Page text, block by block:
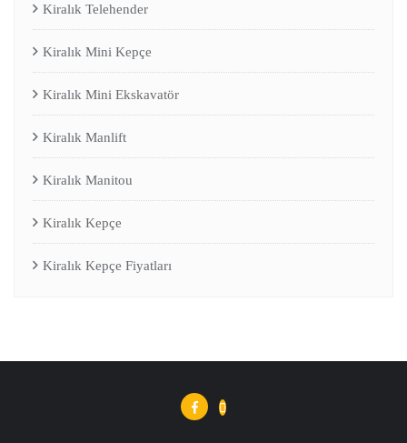
Kiralık Telehender
Kiralık Mini Kepçe
Kiralık Mini Ekskavatör
Kiralık Manlift
Kiralık Manitou
Kiralık Kepçe
Kiralık Kepçe Fiyatları